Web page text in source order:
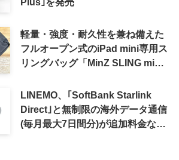
軽量・強度・耐久性を兼ね備えた
フルオープン式のiPad mini専用ス
リングバッグ「MinZ SLING mini
LINEMO、｢SoftBank Starlink
Direct｣と無制限の海外データ通信
(毎月最大7日間分)が追加料金なし